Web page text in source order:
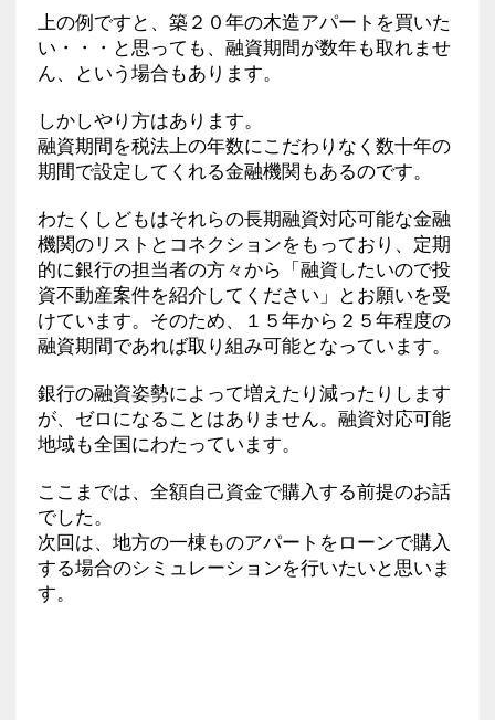
上の例ですと、築２０年の木造アパートを買いた
い・・・と思っても、融資期間が数年も取れませ
ん、という場合もあります。
しかしやり方はあります。
融資期間を税法上の年数にこだわりなく数十年の
期間で設定してくれる金融機関もあるのです。
わたくしどもはそれらの長期融資対応可能な金融
機関のリストとコネクションをもっており、定期
的に銀行の担当者の方々から「融資したいので投
資不動産案件を紹介してください」とお願いを受
けています。そのため、１５年から２５年程度の
融資期間であれば取り組み可能となっています。
銀行の融資姿勢によって増えたり減ったりします
が、ゼロになることはありません。融資対応可能
地域も全国にわたっています。
ここまでは、全額自己資金で購入する前提のお話
でした。
次回は、地方の一棟ものアパートをローンで購入
する場合のシミュレーションを行いたいと思いま
す。